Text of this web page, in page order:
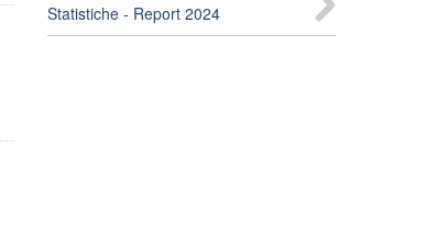
Statistiche - Report 2024